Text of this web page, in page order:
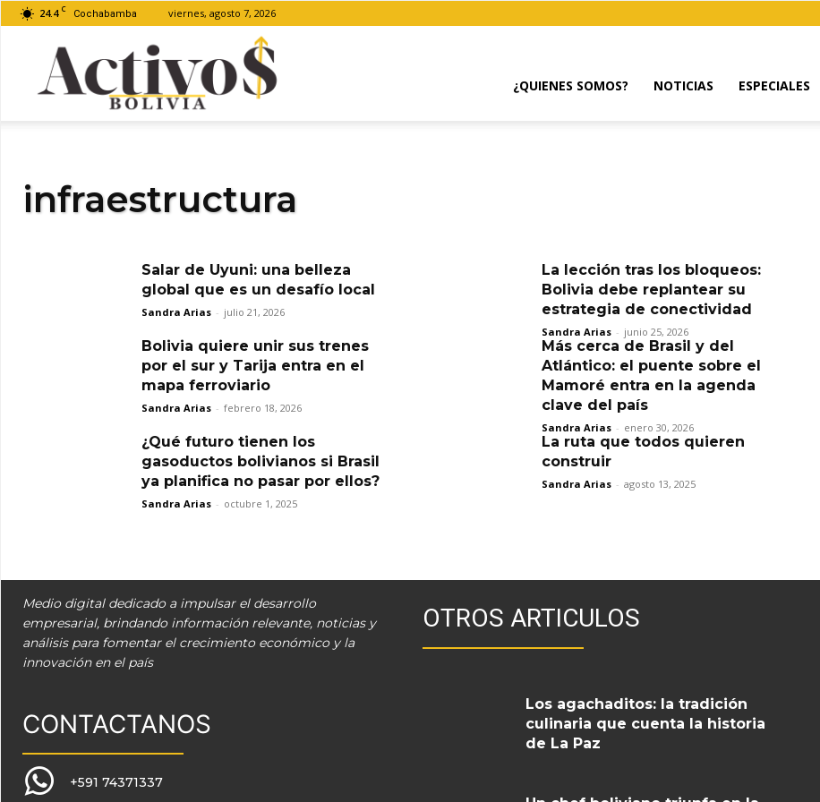
24.4 C Cochabamba viernes, agosto 7, 2026
¿QUIENES SOMOS? NOTICIAS ESPECIALES
infraestructura
Salar de Uyuni: una belleza
global que es un desafío local
Sandra Arias - julio 21, 2026
La lección tras los bloqueos:
Bolivia debe replantear su
estrategia de conectividad
Sandra Arias - junio 25, 2026
Bolivia quiere unir sus trenes
por el sur y Tarija entra en el
mapa ferroviario
Sandra Arias - febrero 18, 2026
Más cerca de Brasil y del
Atlántico: el puente sobre el
Mamoré entra en la agenda
clave del país
Sandra Arias - enero 30, 2026
¿Qué futuro tienen los
gasoductos bolivianos si Brasil
ya planifica no pasar por ellos?
Sandra Arias - octubre 1, 2025
La ruta que todos quieren
construir
Sandra Arias - agosto 13, 2025
Medio digital dedicado a impulsar el desarrollo
empresarial, brindando información relevante, noticias y
análisis para fomentar el crecimiento económico y la
innovación en el país
CONTACTANOS
+591 74371337
OTROS ARTICULOS
Los agachaditos: la tradición
culinaria que cuenta la historia
de La Paz